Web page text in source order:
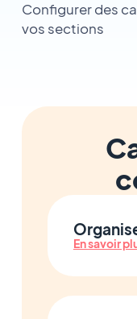
Configurer des
vos sections
En savoir